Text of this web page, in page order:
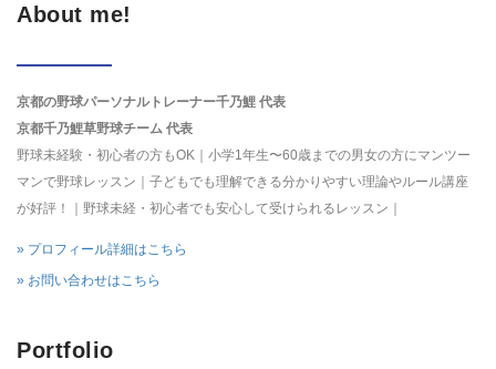
About me!
京都の野球パーソナルトレーナー千乃鯉 代表
京都千乃鯉草野球チーム 代表
野球未経験・初心者の方もOK｜小学1年生〜60歳までの男女の方にマンツー
マンで野球レッスン｜子どもでも理解できる分かりやすい理論やルール講座
が好評！｜野球未経・初心者でも安心して受けられるレッスン｜
» プロフィール詳細はこちら
» お問い合わせはこちら
Portfolio